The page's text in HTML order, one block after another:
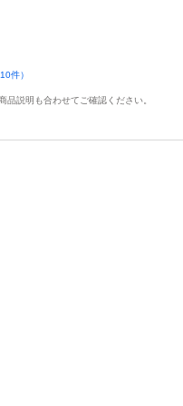
10件）
説明も合わせてご確認ください。